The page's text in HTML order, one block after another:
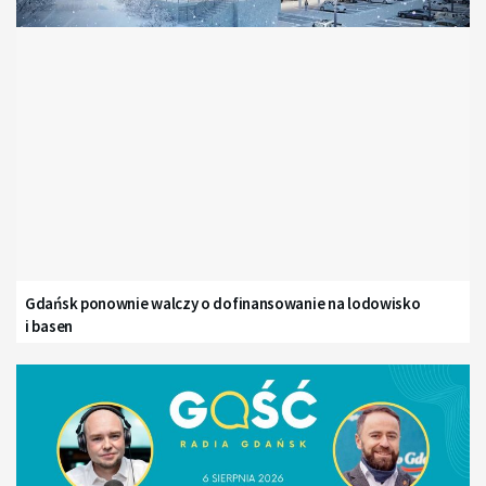
Gdańsk ponownie walczy o dofinansowanie na lodowisko
i basen